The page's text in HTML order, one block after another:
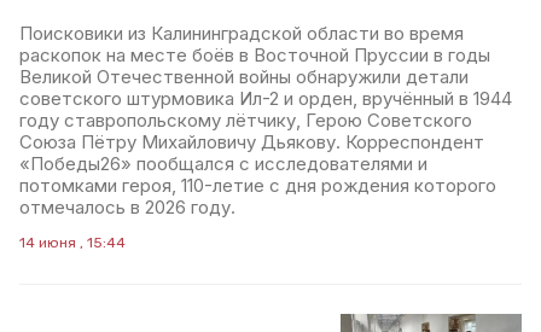
Поисковики из Калининградской области во время
раскопок на месте боёв в Восточной Пруссии в годы
Великой Отечественной войны обнаружили детали
советского штурмовика Ил-2 и орден, вручённый в 1944
году ставропольскому лётчику, Герою Советского
Союза Пётру Михайловичу Дьякову. Корреспондент
«Победы26» пообщался с исследователями и
потомками героя, 110-летие с дня рождения которого
отмечалось в 2026 году.
14 июня , 15:44